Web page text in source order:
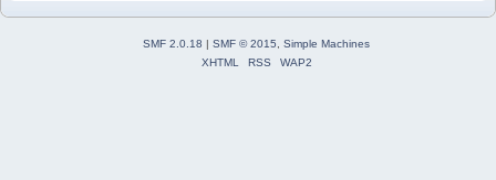
SMF 2.0.18 | SMF © 2015
Simple Machines
XHTML
RSS WAP2